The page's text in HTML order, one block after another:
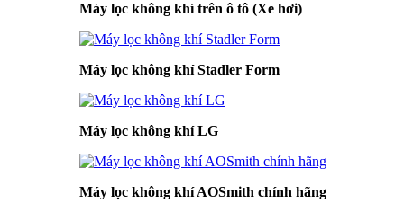
Máy lọc không khí trên ô tô (Xe hơi)
Máy lọc không khí Stadler Form
Máy lọc không khí LG
Máy lọc không khí AOSmith chính hãng